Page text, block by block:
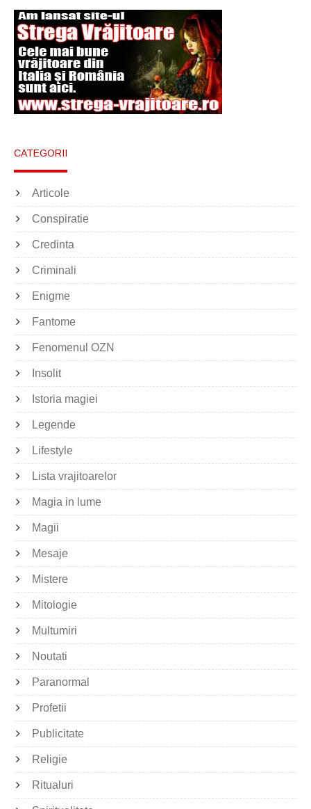
CATEGORII
Articole
Conspiratie
Credinta
Criminali
Enigme
Fantome
Fenomenul OZN
Insolit
Istoria magiei
Legende
Lifestyle
Lista vrajitoarelor
Magia in lume
Magii
Mesaje
Mistere
Mitologie
Multumiri
Noutati
Paranormal
Profetii
Publicitate
Religie
Ritualuri